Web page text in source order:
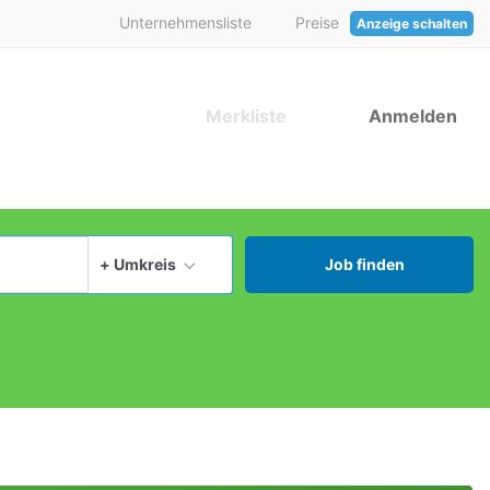
Anzeige schalten
Unternehmensliste Preise
Anmelden
Merkliste
+ Umkreis
aktuellen Ort verwenden
Job finden